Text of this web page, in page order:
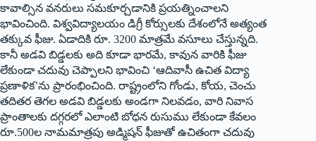
కావాల్సిన వనరులు సమకూర్చడానికి ప్రయత్నించాలని
భావించింది. విశ్వవిద్యాలయం డిగ్రీ కోర్సులకు దేశంలోనే అత్యంత
తక్కువ ఫీజు. ఏడాదికి రూ. 3200 మాత్రమే వసూలు చేస్తున్నది.
కానీ అడవి బిడ్డలకు అది కూడా భారమే, కావున వారికి ఫీజు
లేకుండా చదువు చెప్పాలని భావించి ‘ఆదివాసీ ఉచిత విద్యా
ప్రణాళిక’ను ప్రారంభించింది. రాష్ట్రంలోని గోండు, కోయ, చెంచు
తదితర తెగల అడవి బిడ్డలకు అండగా నిలవడం, వారి నివాస
ప్రాంతాలకు దగ్గరలో ఎలాంటి బోధన రుసుము లేకుండా కేవలం
రూ.500ల నామమాత్రపు అడ్మిషన్‌ ఫీజుతో ఉచితంగా చదువు